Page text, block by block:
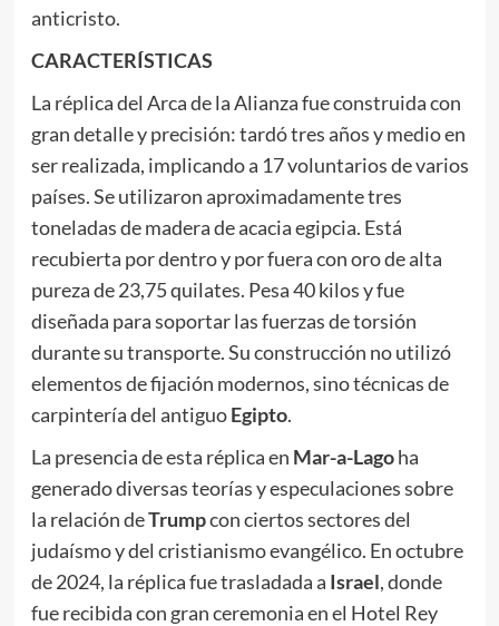
anticristo.
CARACTERÍSTICAS
La réplica del Arca de la Alianza fue construida con
gran detalle y precisión: tardó tres años y medio en
ser realizada, implicando a 17 voluntarios de varios
países. Se utilizaron aproximadamente tres
toneladas de madera de acacia egipcia. Está
recubierta por dentro y por fuera con oro de alta
pureza de 23,75 quilates. Pesa 40 kilos y fue
diseñada para soportar las fuerzas de torsión
durante su transporte. Su construcción no utilizó
elementos de fijación modernos, sino técnicas de
carpintería del antiguoEgipto.
La presencia de esta réplica en Mar-a-Lagoha
generado diversas teorías y especulaciones sobre
la relación deTrumpcon ciertos sectores del
judaísmo y del cristianismo evangélico. En octubre
de 2024, la réplica fue trasladada a Israel, donde
fue recibida con gran ceremonia en el Hotel Rey